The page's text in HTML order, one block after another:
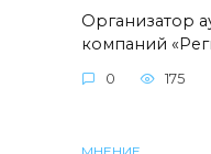
Организатор
компаний
0 175